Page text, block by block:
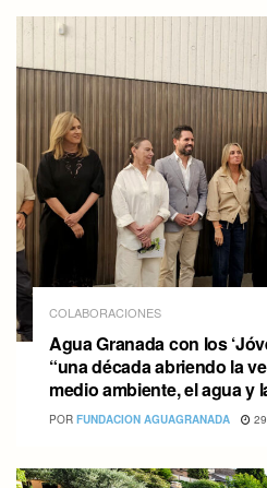
COLABORACIONES
Agua Granada con los
“una década abriendo la
medio ambiente, el agua y
POR FUNDACION AGUAGRANADA